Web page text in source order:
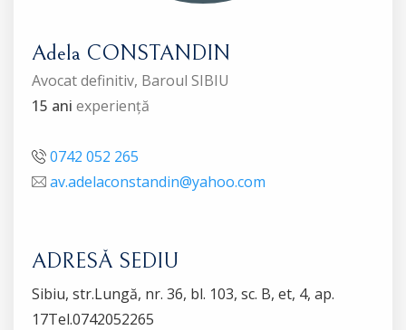
Adela CONSTANDIN
Avocat definitiv, Baroul SIBIU
15 ani experiență
0742 052 265
av.adelaconstandin@yahoo.com
ADRESĂ SEDIU
Sibiu, str.Lungă, nr. 36, bl. 103, sc. B, et, 4, ap.
17Tel.0742052265